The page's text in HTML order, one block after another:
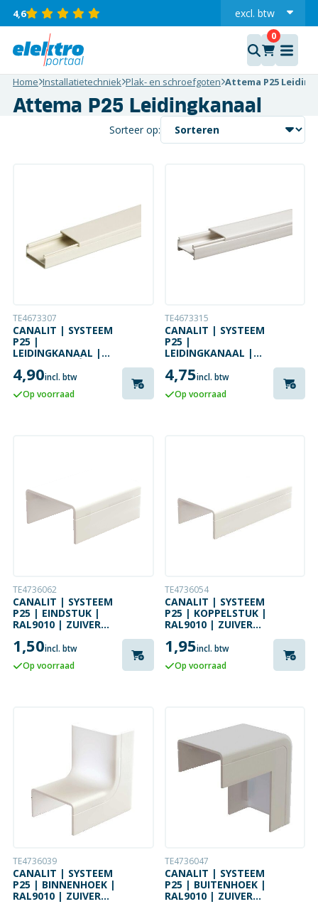
4,6 excl. btw
incl.
Home Installatietechniek Plak- en schroefgoten Attema P25
Attema P25 Leidingkanaal
Sorteer op:
TE4673307
CANALIT | SYSTEEM
P25 |
LEIDINGKANAAL |
WIT | PER METER
4,90incl. btw
Op voorraad
TE4673315
CANALIT | SYSTEEM
P25 |
LEIDINGKANAAL |
WIT | PER METER
4,75incl. btw
Op voorraad
TE4736062
CANALIT | SYSTEEM
P25 | EINDSTUK |
RAL9010 | ZUIVER
1,50incl. btw
Op voorraad
TE4736054
CANALIT | SYSTEEM
P25 | KOPPELSTUK |
RAL9010 | ZUIVER
1,95incl. btw
Op voorraad
TE4736039
CANALIT | SYSTEEM
P25 | BINNENHOEK |
RAL9010 | ZUIVER
TE4736047
CANALIT | SYSTEEM
P25 | BUITENHOEK |
RAL9010 | ZUIVER